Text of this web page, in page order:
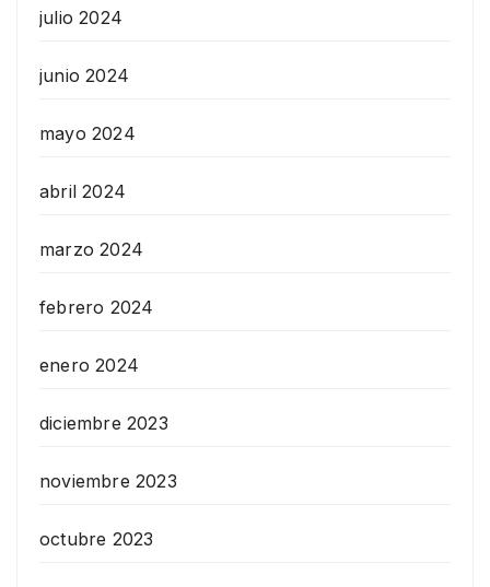
julio 2024
junio 2024
mayo 2024
abril 2024
marzo 2024
febrero 2024
enero 2024
diciembre 2023
noviembre 2023
octubre 2023